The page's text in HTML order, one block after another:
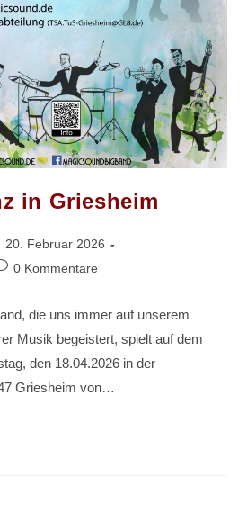
in Griesheim
20. Februar 2026
0 Kommentare
die uns immer auf unserem
Musik begeistert, spielt auf dem
den 18.04.2026 in der
Griesheim von…